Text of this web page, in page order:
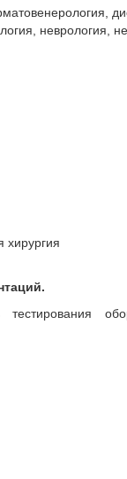
неврология,
хирургия